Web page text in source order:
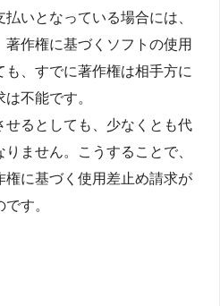
いとなっている場合には、
作権に基づくソフトの使用
、すでに著作権は相手方に
不能です。
るとしても、少なくとも代
ません。こうすることで、
に基づく使用差止め請求が
す。